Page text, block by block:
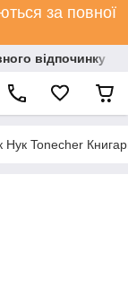
за повної
відпочинку
Нук Tonecher